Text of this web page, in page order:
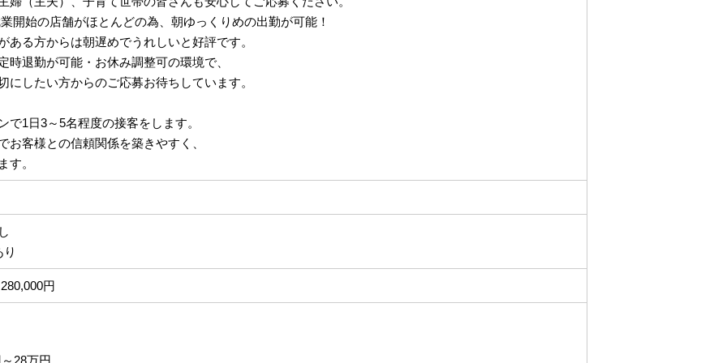
開始の店舗がほとんどの為、朝ゆっくりめの出勤が可能！
ある方からは朝遅めでうれしいと好評です。
時退勤が可能・お休み調整可の環境で、
にしたい方からのご応募お待ちしています。
で1日3～5名程度の接客をします。
お客様との信頼関係を築きやすく、
す。
円
28万円